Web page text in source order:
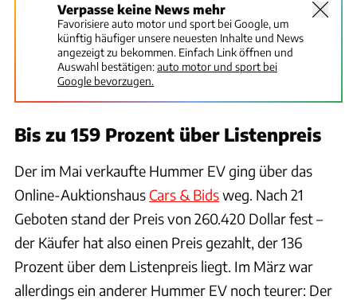
Verpasse keine News mehr
Favorisiere auto motor und sport bei Google, um
künftig häufiger unsere neuesten Inhalte und News
angezeigt zu bekommen. Einfach Link öffnen und
Auswahl bestätigen:auto motor und sport bei
Google bevorzugen.
Bis zu 159 Prozent über Listenpreis
Der im Mai verkaufte Hummer EV ging über das
Online-Auktionshaus Cars & Bidsweg. Nach 21
Geboten stand der Preis von 260.420 Dollar fest –
der Käufer hat also einen Preis gezahlt, der 136
Prozent über dem Listenpreis liegt. Im März war
allerdings ein anderer Hummer EV noch teurer: Der